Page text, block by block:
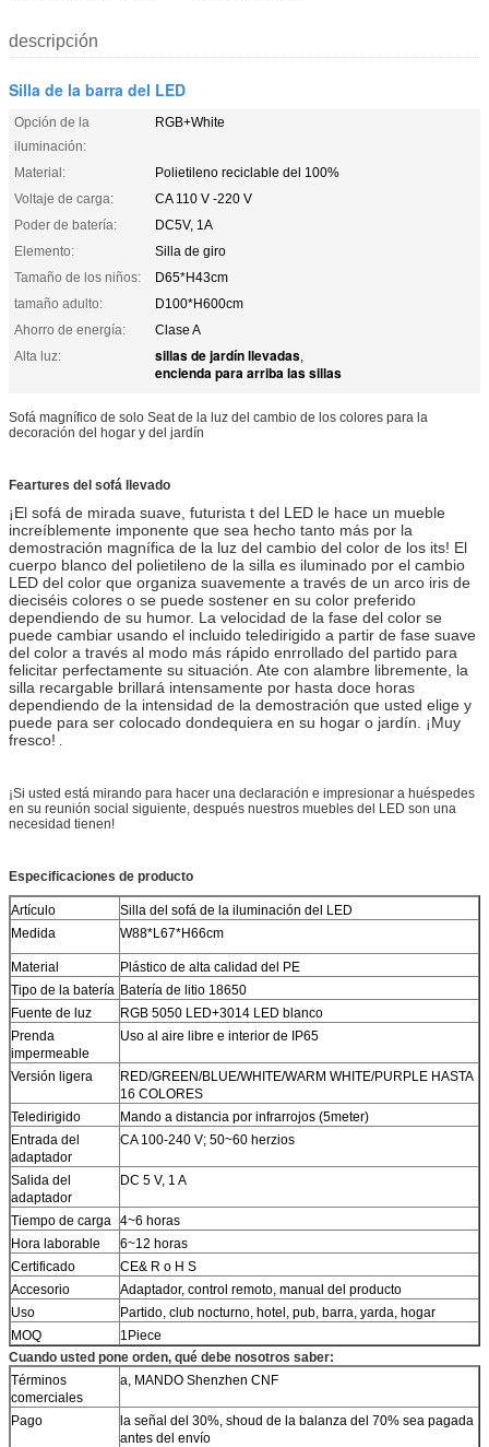
descripción
Silla de la barra del LED
Opción de la
iluminación:
RGB+White
Material:
Polietileno reciclable del 100%
Voltaje de carga:
CA 110 V -220 V
Poder de batería:
DC5V, 1A
Elemento:
Silla de giro
Tamaño de los niños:
D65*H43cm
tamaño adulto:
D100*H600cm
Ahorro de energía:
Clase A
Alta luz:
sillas de jardín llevadas,
encienda para arriba las sillas
Sofá magnífico de solo Seat de la luz del cambio de los colores para la
decoración del hogar y del jardín
Feartures del sofá llevado
¡El sofá de mirada suave, futurista t del LED le hace un mueble
increíblemente imponente que sea hecho tanto más por la
demostración magnífica de la luz del cambio del color de los its! El
cuerpo blanco del polietileno de la silla es iluminado por el cambio
LED del color que organiza suavemente a través de un arco iris de
dieciséis colores o se puede sostener en su color preferido
dependiendo de su humor. La velocidad de la fase del color se
puede cambiar usando el incluido teledirigido a partir de fase suave
del color a través al modo más rápido enrrollado del partido para
felicitar perfectamente su situación. Ate con alambre libremente, la
silla recargable brillará intensamente por hasta doce horas
dependiendo de la intensidad de la demostración que usted elige y
puede para ser colocado dondequiera en su hogar o jardín. ¡Muy
fresco! .
¡Si usted está mirando para hacer una declaración e impresionar a huéspedes
en su reunión social siguiente, después nuestros muebles del LED son una
necesidad tienen!
Especificaciones de producto
Artículo
Silla del sofá de la iluminación del LED
Medida
W88*L67*H66cm
Material
Plástico de alta calidad del PE
Tipo de la batería Batería de litio 18650
Fuente de luz
RGB 5050 LED+3014 LED blanco
Prenda
impermeable
Uso al aire libre e interior de IP65
Versión ligera
RED/GREEN/BLUE/WHITE/WARM WHITE/PURPLE HASTA
16 COLORES
Teledirigido
Mando a distancia por infrarrojos (5meter)
Entrada del
adaptador
CA 100-240 V; 50~60 herzios
Salida del
adaptador
DC 5 V, 1 A
Tiempo de carga 4~6 horas
Hora laborable
6~12 horas
Certificado
CE& R o H S
Accesorio
Adaptador, control remoto, manual del producto
Uso
Partido, club nocturno, hotel, pub, barra, yarda, hogar
MOQ
1Piece
Cuando usted pone orden, qué debe nosotros saber:
Términos
comerciales
a, MANDO Shenzhen CNF
Pago
la señal del 30%, shoud de la balanza del 70% sea pagada
antes del envío